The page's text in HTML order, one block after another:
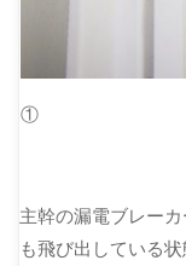
①
主幹の漏電ブレー
も飛び出している状